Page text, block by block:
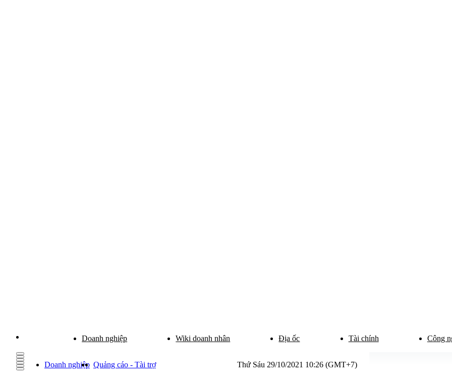
Doanh nghiệp Wiki doanh nhân Địa ốc Tài chính Công
Doanh nghiệp Quảng cáo - Tài trợ Thứ Sáu 29/10/2021 10:26 (GMT+7)